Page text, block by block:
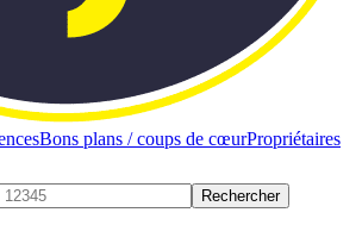
Bons plans / coups de cœurPropriétaires
Rechercher